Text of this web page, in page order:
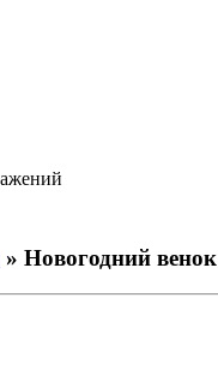
» Новогодний венок